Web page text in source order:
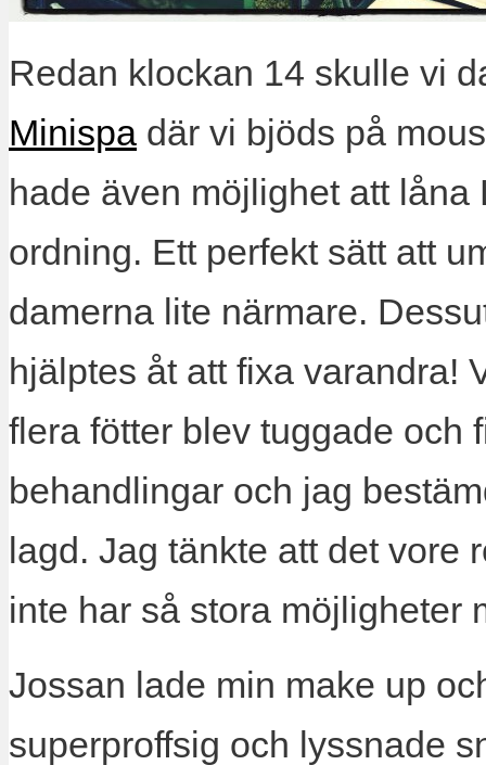
Redan klockan 14 skulle vi
Minispa där vi bjöds på
hade även möjlighet att
ordning. Ett perfekt sätt att
damerna lite närmare.
hjälptes åt att fixa varandra!
flera fötter blev tuggade och
behandlingar och jag
lagd. Jag tänkte att det vore
inte har så stora möjligheter
Jossan lade min make up
superproffsig och lyssnade